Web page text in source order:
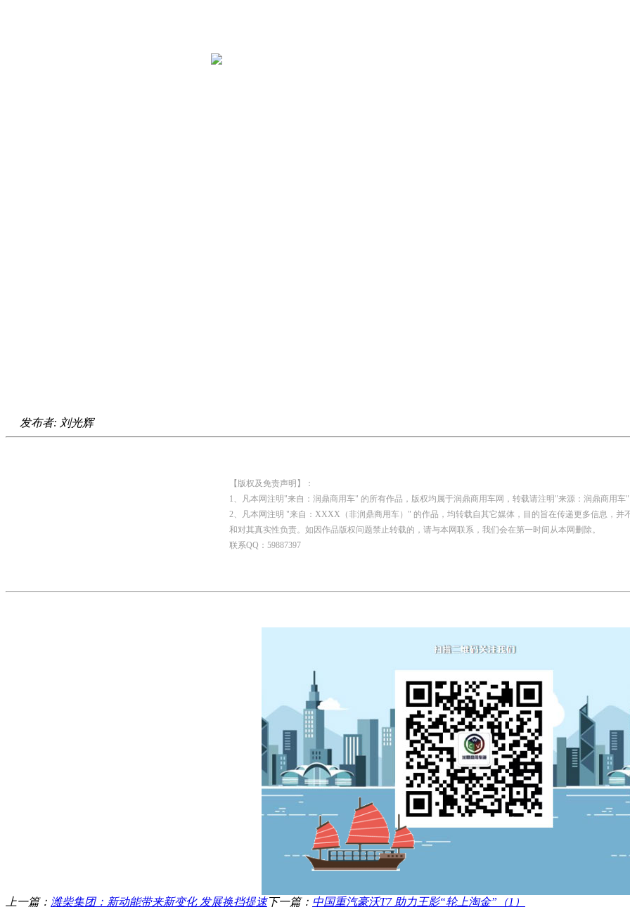
发布者: 刘光辉
【版权及免责声明】：
1、凡本网注明"来自：润鼎商用车" 的所有作品，版权均属于润鼎商用车网，转载请注明"来源：润鼎商用车"
2、凡本网注明 "来自：XXXX（非润鼎商用车）" 的作品，均转载自其它媒体，目的旨在传递更多信息，并
和对其真实性负责。如因作品版权问题禁止转载的，请与本网联系，我们会在第一时间从本网删除。
联系QQ：59887397
上一篇： 潍柴集团：新动能带来新变化 发展换挡提速下一篇： 中国重汽豪沃T7 助力王影“轮上淘金”（1）